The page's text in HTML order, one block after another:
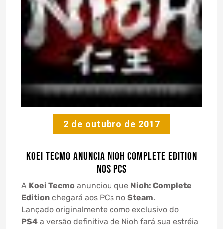
2 de outubro de 2017
KOEI TECMO anuncia Nioh Complete Edition
nos PCs
A Koei Tecmo anunciou que Nioh: Complete
Edition chegará aos PCs no Steam.
Lançado originalmente como exclusivo do
PS4 a versão definitiva de Nioh fará sua estréia